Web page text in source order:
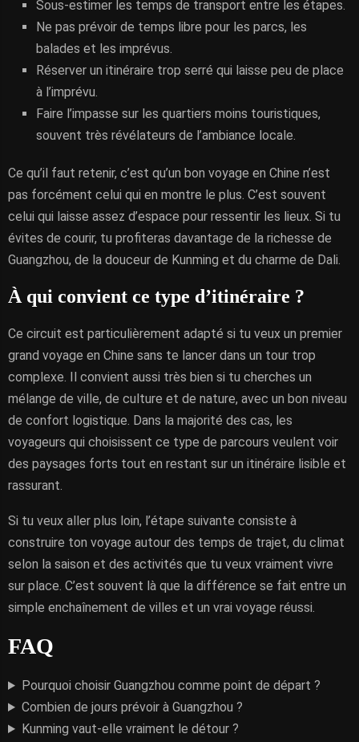
Sous-estimer les temps de transport entre les étapes.
Ne pas prévoir de temps libre pour les parcs, les
balades et les imprévus.
Réserver un itinéraire trop serré qui laisse peu de place
à l’imprévu.
Faire l’impasse sur les quartiers moins touristiques,
souvent très révélateurs de l’ambiance locale.
Ce qu’il faut retenir, c’est qu’un bon voyage en Chine n’est
pas forcément celui qui en montre le plus. C’est souvent
celui qui laisse assez d’espace pour ressentir les lieux. Si tu
évites de courir, tu profiteras davantage de la richesse de
Guangzhou, de la douceur de Kunming et du charme de Dali.
À qui convient ce type d’itinéraire ?
Ce circuit est particulièrement adapté si tu veux un premier
grand voyage en Chine sans te lancer dans un tour trop
complexe. Il convient aussi très bien si tu cherches un
mélange de ville, de culture et de nature, avec un bon niveau
de confort logistique. Dans la majorité des cas, les
voyageurs qui choisissent ce type de parcours veulent voir
des paysages forts tout en restant sur un itinéraire lisible et
rassurant.
Si tu veux aller plus loin, l’étape suivante consiste à
construire ton voyage autour des temps de trajet, du climat
selon la saison et des activités que tu veux vraiment vivre
sur place. C’est souvent là que la différence se fait entre un
simple enchaînement de villes et un vrai voyage réussi.
FAQ
Pourquoi choisir Guangzhou comme point de départ ?
Combien de jours prévoir à Guangzhou ?
Kunming vaut-elle vraiment le détour ?